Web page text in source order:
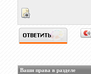
Ваши права в разделе